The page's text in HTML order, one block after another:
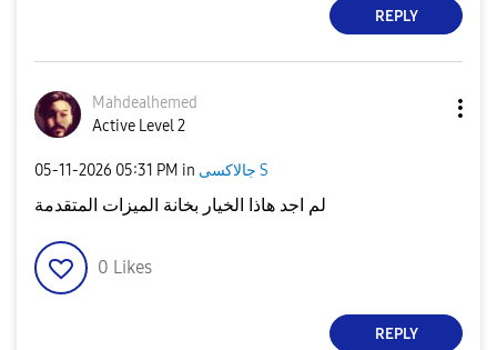
REPLY
Mahdealhemed
Active Level 2
‎05-11-2026 05:31 PM in جالاكسى S
لم اجد هاذا الخيار بخانة الميزات المتقدمة
0 Likes
REPLY